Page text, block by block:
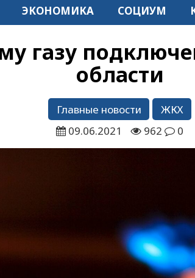
ЭКОНОМИКА СОЦИУМ
газу
области
Главные новости
ЖКХ
09.06.2021
962 0